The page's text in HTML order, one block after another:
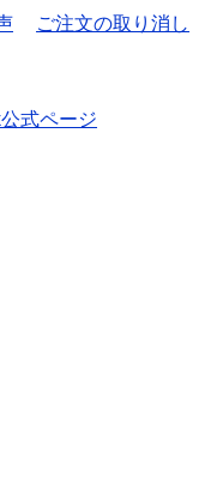
ご注文の取り消し
式ページ